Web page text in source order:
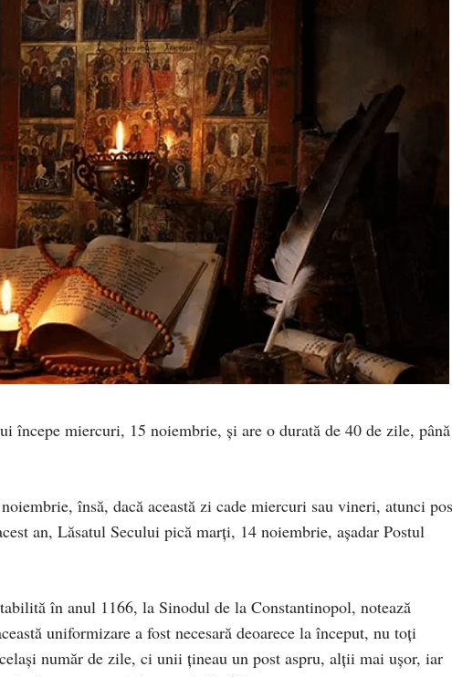
începe miercuri, 15 noiembrie, și are o durată de 40 de zile,
însă, dacă această zi cade miercuri sau vineri, atunci
an, Lăsatul Secului pică marți, 14 noiembrie, așadar Postul
în anul 1166, la Sinodul de la Constantinopol, notează
uniformizare a fost necesară deoarece la început, nu toți
număr de zile, ci unii țineau un post aspru, alții mai ușor, iar